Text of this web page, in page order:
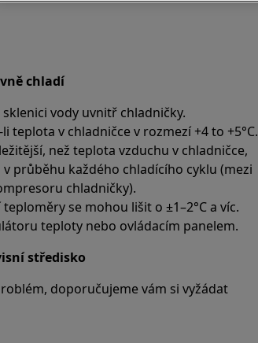
chladí
vody uvnitř chladničky.
teplota v chladničce v rozmezí +4 to +5°C.
než teplota vzduchu v chladničce,
průběhu každého chladícího cyklu (mezi
chladničky).
se mohou lišit o ±1–2°C a víc.
teploty nebo ovládacím panelem.
středisko
doporučujeme vám si vyžádat